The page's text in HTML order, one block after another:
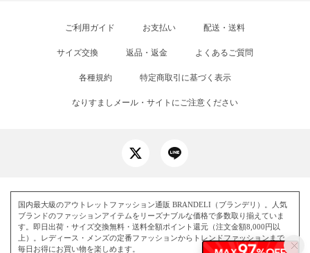
ご利用ガイド お支払い 配送・送料
サイズ交換 返品・返金 よくあるご質問
各種規約 特定商取引に基づく表示
なりすましメール・サイトにご注意ください
国内最大級のアウトレットファッション通販 BRANDELI（ブランデリ）。人気
ブランドのファッションアイテムをリーズナブルな価格で多数取り揃えていま
す。即日出荷・サイズ交換無料・送料全額ポイント還元（注文金額8,000円以
上）。レディース・メンズの定番ファッションからトレンドファッションまで、
毎日お得にお買い物を楽しめます。